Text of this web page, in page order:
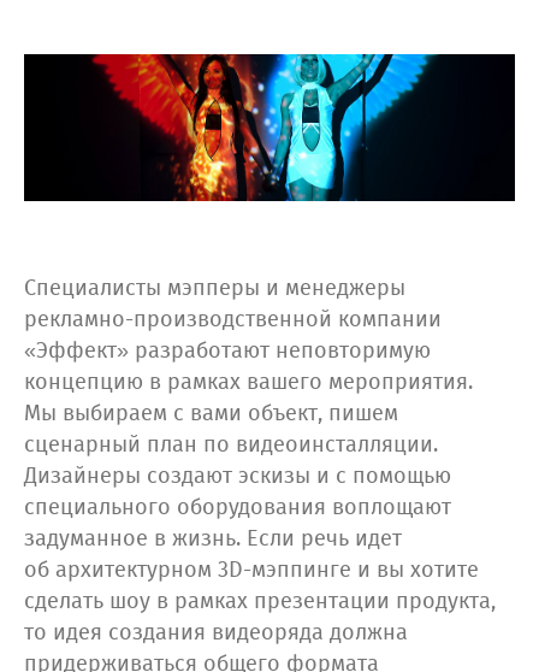
Специалисты мэпперы и менеджеры
рекламно-производственной компании
«Эффект» разработают неповторимую
концепцию в рамках вашего мероприятия.
Мы выбираем с вами объект, пишем
сценарный план по видеоинсталляции.
Дизайнеры создают эскизы и с помощью
специального оборудования воплощают
задуманное в жизнь. Если речь идет
об архитектурном 3D-мэппинге и вы хотите
сделать шоу в рамках презентации продукта,
то идея создания видеоряда должна